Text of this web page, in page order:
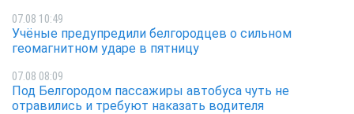
07.08 10:49
Учёные предупредили белгородцев о сильном
геомагнитном ударе в пятницу
07.08 08:09
Под Белгородом пассажиры автобуса чуть не
отравились и требуют наказать водителя